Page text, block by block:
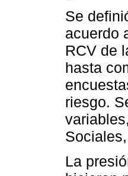
Se
acuerdo
RCV de
hasta
riesgo.
La